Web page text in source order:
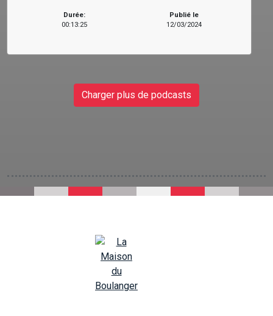
Durée:
00:13:25
Publié le
12/03/2024
Charger plus de podcasts